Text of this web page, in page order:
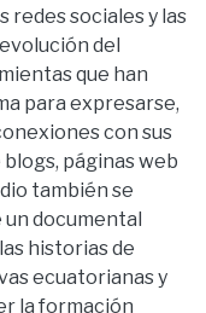
redes sociales y las
del
que han
para expresarse,
con sus
páginas web
también se
documental
historias de
ecuatorianas y
la formación